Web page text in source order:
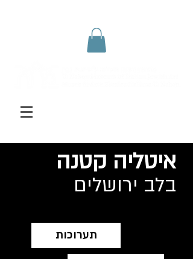
איטליה קטנה
בלב ירושלים
תערוכות